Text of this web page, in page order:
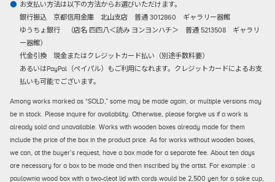
お支払い方法は以下の方法からお選びいただけます。
銀行振込京都信用金庫 北山支店 普通 3012860 ギャラリー器館
ゆうちょ銀行 （店名 四四八＜読み ヨンヨンハチ＞ 普通 5213508 ギャラリ
ー器館）
代金引換現金またはクレジットカード払い（別途手数料要）
あるいはPayPal（ペイパル）もご利用になれます。クレジットカードによるお支
払いも可能でございます。
Among works marked as “SOLD,” some may be made again, or multiple versions may
be in stock. Please inquire for availability. Otherwise, please forgive us if a work is
already sold and unavailable. Works with wooden boxes already made for them
include the price of the box in the product price. As for works without wooden boxes,
we can, at the buyer’s request, have a box made for a separate fee. About ten days
are necessary for a box to be made and then inscribed by the artist. For example : a
paulownia wood box with a two-cleat lid with cords would be 2,500 yen for a sake cup,